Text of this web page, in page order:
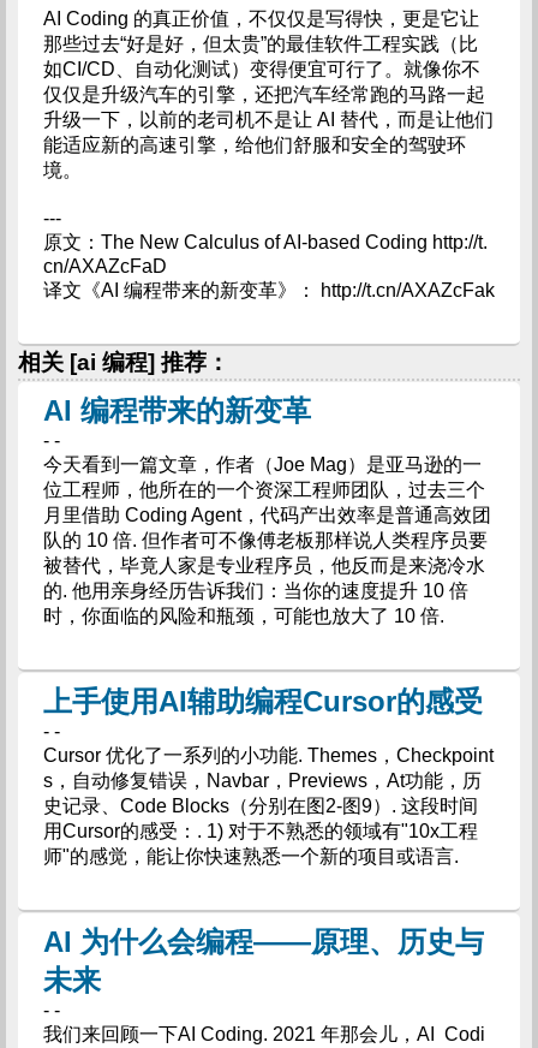
AI Coding 的真正价值，不仅仅是写得快，更是它让
那些过去“好是好，但太贵”的最佳软件工程实践（比
如CI/CD、自动化测试）变得便宜可行了。就像你不
仅仅是升级汽车的引擎，还把汽车经常跑的马路一起
升级一下，以前的老司机不是让 AI 替代，而是让他们
能适应新的高速引擎，给他们舒服和安全的驾驶环
境。
---
原文：The New Calculus of AI-based Coding http://t.
cn/AXAZcFaD
译文《AI 编程带来的新变革》： http://t.cn/AXAZcFak
相关 [ai 编程] 推荐：
AI 编程带来的新变革
- -
今天看到一篇文章，作者（Joe Mag）是亚马逊的一
位工程师，他所在的一个资深工程师团队，过去三个
月里借助 Coding Agent，代码产出效率是普通高效团
队的 10 倍. 但作者可不像傅老板那样说人类程序员要
被替代，毕竟人家是专业程序员，他反而是来浇冷水
的. 他用亲身经历告诉我们：当你的速度提升 10 倍
时，你面临的风险和瓶颈，可能也放大了 10 倍.
上手使用AI辅助编程Cursor的感受
- -
Cursor 优化了一系列的小功能. Themes，Checkpoint
s，自动修复错误，Navbar，Previews，At功能，历
史记录、Code Blocks（分别在图2-图9）. 这段时间
用Cursor的感受：. 1) 对于不熟悉的领域有"10x工程
师"的感觉，能让你快速熟悉一个新的项目或语言.
AI 为什么会编程——原理、历史与
未来
- -
我们来回顾一下AI Coding. 2021 年那会儿，AI Codi